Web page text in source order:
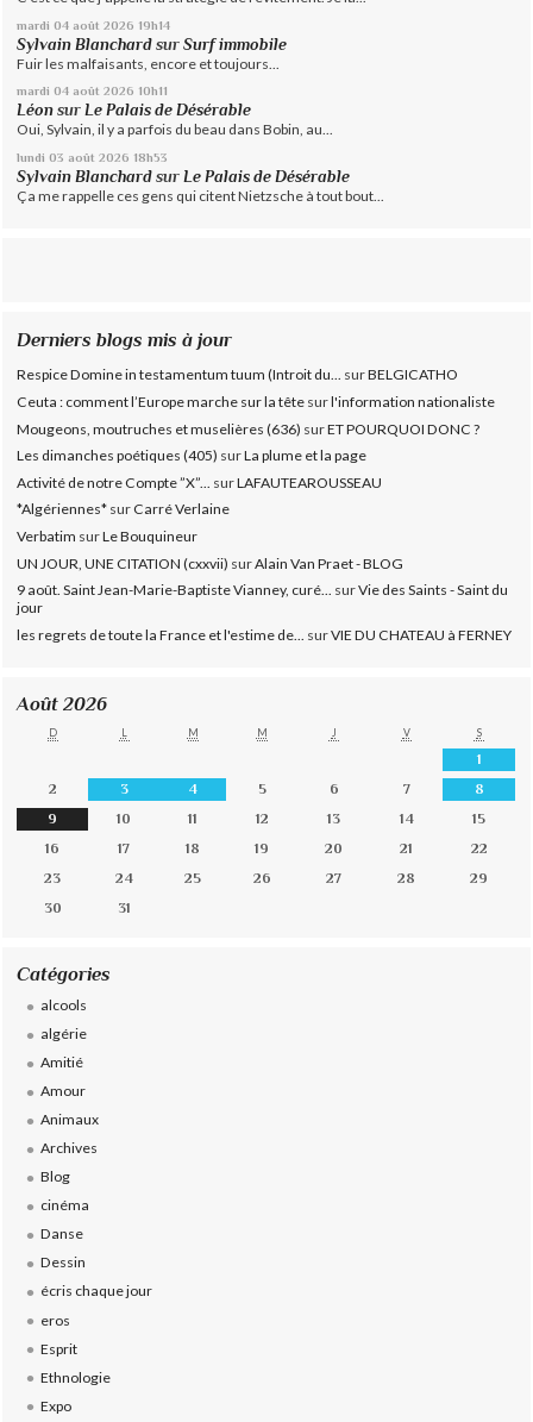
mardi 04 août 2026 19h14
Sylvain Blanchard surSurf immobile
Fuir les malfaisants, encore et toujours...
mardi 04 août 2026 10h11
Léon surLe Palais de Désérable
Oui, Sylvain, il y a parfois du beau dans Bobin, au...
lundi 03 août 2026 18h53
Sylvain Blanchard sur Le Palais de Désérable
Ça me rappelle ces gens qui citent Nietzsche à tout bout...
Derniers blogs mis à jour
Respice Domine in testamentum tuum (Introit du... surBELGICATHO
Ceuta : comment l’Europe marche sur la tête surl'information nationaliste
Mougeons, moutruches et muselières (636) surET POURQUOI DONC ?
Les dimanches poétiques (405) surLa plume et la page
Activité de notre Compte ”X”...
surLAFAUTEAROUSSEAU
*Algériennes* surCarré Verlaine
Verbatim surLe Bouquineur
UN JOUR, UNE CITATION (cxxvii) surAlain Van Praet - BLOG
9 août. Saint Jean-Marie-Baptiste Vianney, curé... surVie des Saints - Saint du
jour
les regrets de toute la France et l'estime de...
surVIE DU CHATEAU à FERNEY
Août 2026
D L M M J V S
1
2
3 4 5 6 7
8
9
10 11 12 13 14
15
16
17 18 19 20 21
22
23
24 25 26 27 28
29
30
31
Catégories
alcools
algérie
Amitié
Amour
Animaux
Archives
Blog
cinéma
Danse
Dessin
écris chaque jour
eros
Esprit
Ethnologie
Expo